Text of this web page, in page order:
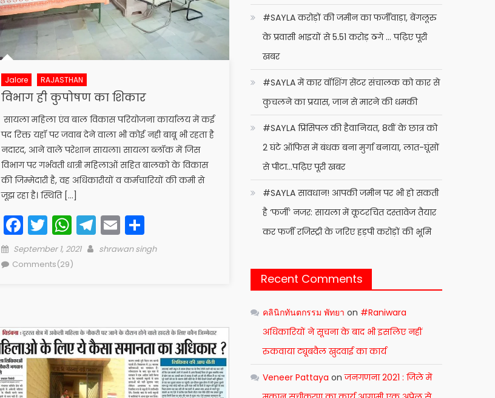
Jalore RAJASTHAN
विभाग ही कुपोषण का शिकार
सायला महिला एंव बाल विकास परियोजना कार्यालय में कई
पद रिक्त यहॉ पर जवाब देने वाला भी कोई नही बाबू भी रहता है
नदारद, आने वाले परेशान सायला। सायला ब्लॉक में जिस
विभाग पर गर्भवती धात्री महिलाओं सहित बालको के विकास
की जिम्मेदारी है, वह अधिकारीयों व कर्मचारियों की कमी से
जूझ रहा है। स्थिति […]
Facebook
Twitter
WhatsApp
Telegram
EmailShare
Posted
on
September 1, 2021 Author
shrawan singh
Comments(29)
#SAYLA करोड़ों की जमीन का फर्जीवाड़ा, बेंगलूरु
के प्रवासी भाइयों से 5.51 करोड़ ठगे … पढ़िए पूरी
खबर
#SAYLA में कार वॉशिंग सेंटर संचालक को कार से
कुचलने का प्रयास, जान से मारने की धमकी
#SAYLA प्रिंसिपल की हैवानियत, 8वीं के छात्र को
2 घंटे ऑफिस में बंधक बना मुर्गा बनाया, लात-घूंसों
से पीटा…पढ़िए पूरी खबर
#SAYLA सावधान! आपकी जमीन पर भी हो सकती
है ‘फर्जी’ नजर: सायला में कूटरचित दस्तावेज तैयार
कर फर्जी रजिस्ट्री के जरिए हड़पी करोड़ों की भूमि
Recent Comments
คลินิกทันตกรรม พัทยา on #Raniwara
अधिकारियों ने सूचना के बाद भी इसलिए नहीं
रुकवाया ट्यूबवैल खुदवाई का कार्य
Veneer Pattaya onजनगणना 2021 : जिले में